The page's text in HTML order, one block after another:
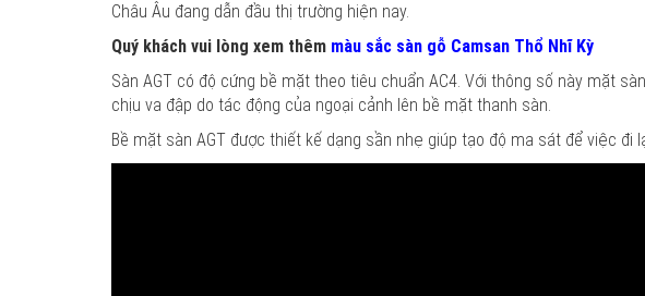
Châu Âu đang dẫn đầu thị trường hiện nay.
Quý khách vui lòng xem thêm màu sắc sàn gỗ Camsan Thổ Nhĩ Kỳ
Sàn AGT có độ cứng bề mặt theo tiêu chuẩn AC4. Với thông số này mặt
chịu va đập do tác động của ngoại cảnh lên bề mặt thanh sàn.
Bề mặt sàn AGT được thiết kế dạng sần nhẹ giúp tạo độ ma sát để việc đi